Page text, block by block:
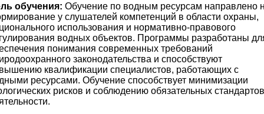
обучения: Обучение по водным ресурсам направлено
у слушателей компетенций в области охраны,
использования и нормативно-правового
водных объектов. Программы разработаны
понимания современных требований
законодательства и способствуют
квалификации специалистов, работающих с
ресурсами. Обучение способствует минимизации
рисков и соблюдению обязательных стандартов